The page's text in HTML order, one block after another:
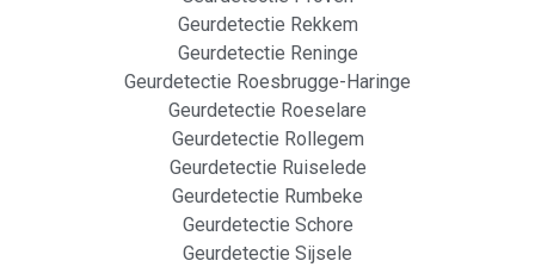
Geurdetectie Rekkem
Geurdetectie Reninge
Geurdetectie Roesbrugge-Haringe
Geurdetectie Roeselare
Geurdetectie Rollegem
Geurdetectie Ruiselede
Geurdetectie Rumbeke
Geurdetectie Schore
Geurdetectie Sijsele